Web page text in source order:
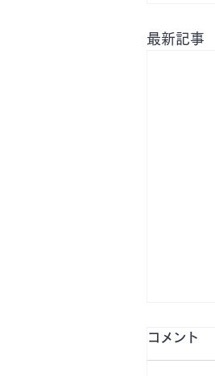
最新記事
コメント